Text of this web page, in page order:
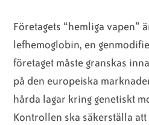
Företagets “hemliga vapen”
lefhemoglobin, en
företaget måste granskas
på den europeiska
hårda lagar kring genetiskt
Kontrollen ska säkerställa